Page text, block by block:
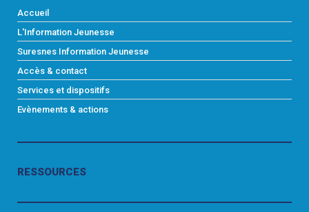
Accueil
L'Information Jeunesse
Suresnes Information Jeunesse
Accès & contact
Services et dispositifs
Evènements & actions
RESSOURCES